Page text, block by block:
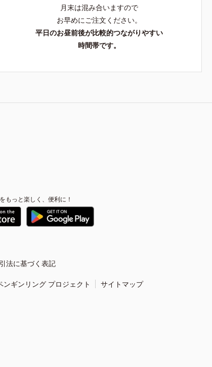
月末は混み合いますので
お早めにご注文ください。
平日のお昼前後が比較的つながりやすい
時間帯です。
もっと楽しく、便利に！
法に基づく表記
ンギンリング プロジェクト サイトマップ